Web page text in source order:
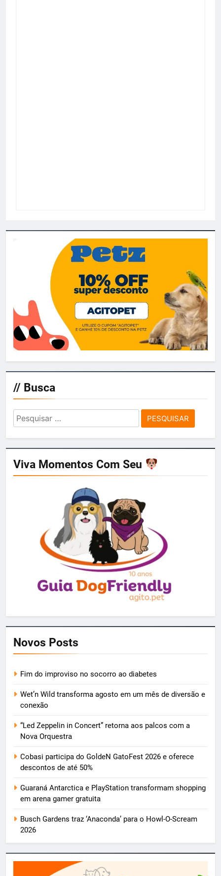
// Busca
Pesquisar
por:
Viva Momentos Com Seu
Novos Posts
Fim do improviso no socorro ao diabetes
Wet’n Wild transforma agosto em um mês de diversão e
conexão
“Led Zeppelin in Concert” retorna aos palcos com a
Nova Orquestra
Cobasi participa do GoldeN GatoFest 2026 e oferece
descontos de até 50%
Guaraná Antarctica e PlayStation transformam shopping
em arena gamer gratuita
Busch Gardens traz ‘Anaconda’ para o Howl-O-Scream
2026